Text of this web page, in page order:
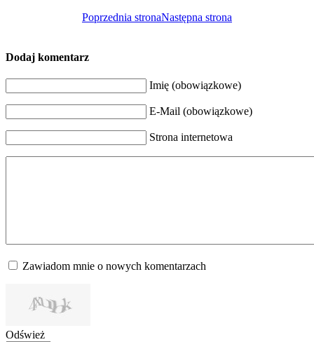
Poprzednia stronaNastępna strona
Dodaj komentarz
Imię (obowiązkowe)
E-Mail (obowiązkowe)
Strona internetowa
Zawiadom mnie o nowych komentarzach
Odśwież